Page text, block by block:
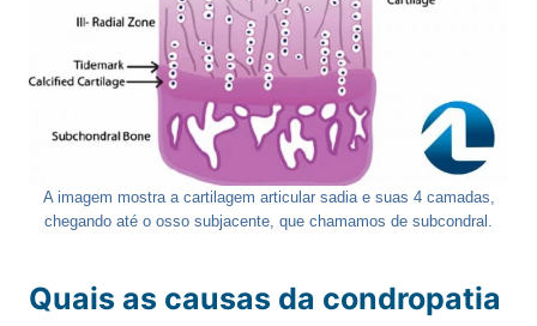
A imagem mostra a cartilagem articular sadia e suas 4 camadas,
chegando até o osso subjacente, que chamamos de subcondral.
Quais as causas da condropatia